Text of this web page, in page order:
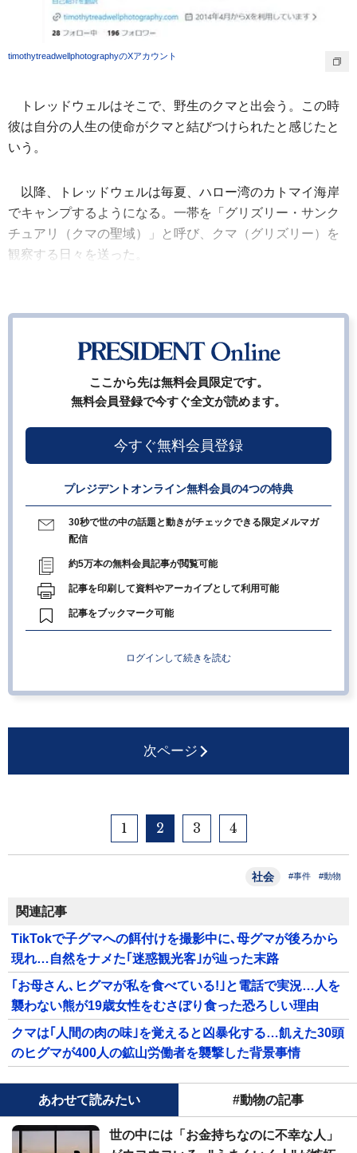
timothytreadwellphotographyのXアカウント
トレッドウェルはそこで、野生のクマと出会う。この時
彼は自分の人生の使命がクマと結びつけられたと感じたと
いう。
以降、トレッドウェルは毎夏、ハロー湾のカトマイ海岸
でキャンプするようになる。一帯を「グリズリー・サンク
チュアリ（クマの聖域）」と呼び、クマ（グリズリー）を
観察する日々を送った。
ここから先は無料会員限定です。
無料会員登録で今すぐ全文が読めます。
今すぐ無料会員登録
プレジデントオンライン無料会員の4つの特典
30秒で世の中の話題と動きがチェックできる限定メルマガ
配信
約5万本の無料会員記事が閲覧可能
記事を印刷して資料やアーカイブとして利用可能
記事をブックマーク可能
ログインして続きを読む
次ページ
1 2 3 4
社会 #事件 #動物
関連記事
TikTokで子グマへの餌付けを撮影中に､母グマが後ろから
現れ…自然をナメた｢迷惑観光客｣が辿った末路
｢お母さん､ヒグマが私を食べている!｣と電話で実況…人を
襲わない熊が19歳女性をむさぼり食った恐ろしい理由
クマは｢人間の肉の味｣を覚えると凶暴化する…飢えた30頭
のヒグマが400人の鉱山労働者を襲撃した背景事情
あわせて読みたい #動物の記事
世の中には「お金持ちなのに不幸な人」